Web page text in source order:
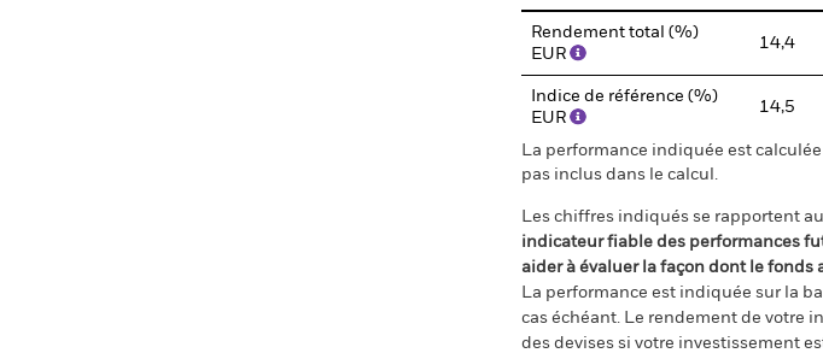
Rendement total (%)
EUR
14,4
Indice de référence (%)
EUR
14,5
La performance indiquée est
pas inclus dans le calcul.
Les chiffres indiqués se rapportent
indicateur fiable des performances
aider à évaluer la façon dont le fonds
La performance est indiquée sur la
cas échéant. Le rendement de votre
des devises si votre investissement